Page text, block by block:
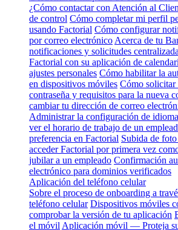
¿Cómo contactar con Atención al
de control Cómo completar mi perfil
usando Factorial Cómo configurar
por correo electrónico Acerca de tu
notificaciones y solicitudes
Factorial con su aplicación de
ajustes personales Cómo habilitar la
en dispositivos móviles Cómo solicitar
contraseña y requisitos para la nueva
cambiar tu dirección de correo
Administrar la configuración de
ver el horario de trabajo de un
preferencia en Factorial Subida de
acceder Factorial por primera vez
jubilar a un empleado Confirmación
electrónico para dominios verificados
Aplicación del teléfono celular
Sobre el proceso de onboarding a
teléfono celular Dispositivos móviles
comprobar la versión de tu aplicación
el móvil Aplicación móvil — Proteja